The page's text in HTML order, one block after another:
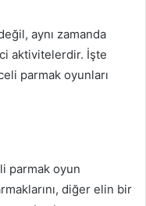
aynı zamanda
aktivitelerdir. İşte
parmak oyunları
parmak oyun
diğer elin bir